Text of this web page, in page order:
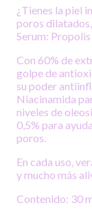
¿Tienes la piel
poros
Serum:
Con 60% de
golpe de
su poder
Niacinamida
niveles de
0,5% para
poros.
En cada uso,
y mucho más
Contenido: 30